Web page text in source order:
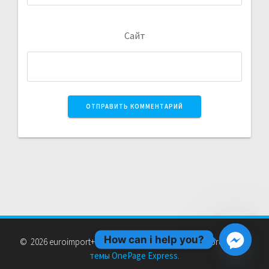
Сайт
© 2026 euroimport+. Создан с использованием WordPress и
темы OnePage Express
How can i help you?